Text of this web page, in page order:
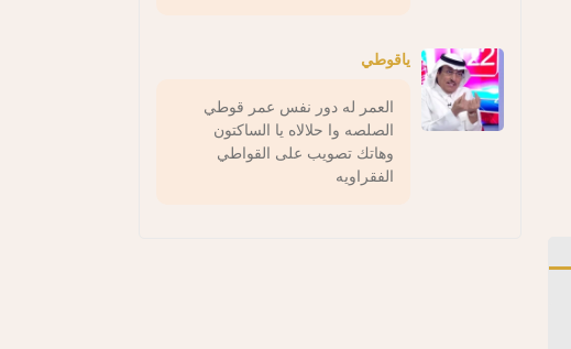
ياقوطي
العمر له دور نفس عمر قوطي
الصلصه وا حلالاه يا الساكتون
وهاتك تصويب على القواطي
الفقراويه